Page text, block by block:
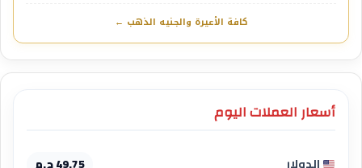
كافة الأعيرة والجنيه الذهب ←
أسعار العملات اليوم